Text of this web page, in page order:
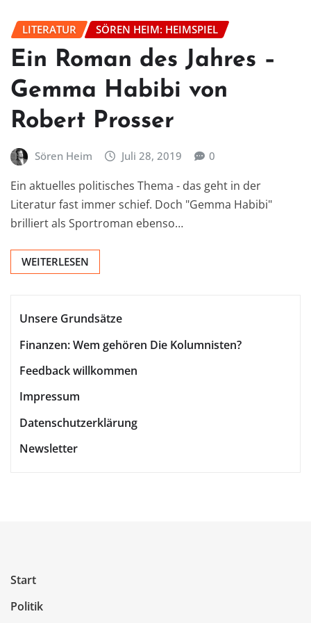
LITERATUR SÖREN HEIM: HEIMSPIEL
Ein Roman des Jahres –
Gemma Habibi von
Robert Prosser
Sören Heim Juli 28, 2019 0
Ein aktuelles politisches Thema - das geht in der
Literatur fast immer schief. Doch "Gemma Habibi"
brilliert als Sportroman ebenso…
WEITERLESEN
Unsere Grundsätze
Finanzen: Wem gehören Die Kolumnisten?
Feedback willkommen
Impressum
Datenschutzerklärung
Newsletter
Start
Politik